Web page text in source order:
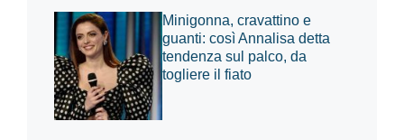
Minigonna, cravattino e
guanti: così Annalisa detta
tendenza sul palco, da
togliere il fiato